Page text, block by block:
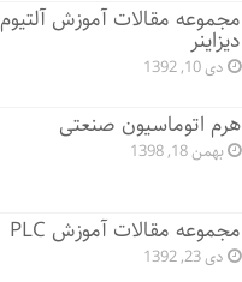
مجموعه مقالات آموزش آلتیوم
دیزاینر
دی 10, 1392
هرم اتوماسیون صنعتی
بهمن 18, 1398
مجموعه مقالات آموزش PLC
دی 23, 1392